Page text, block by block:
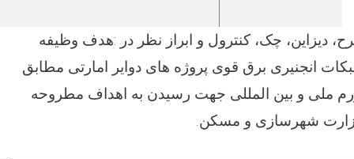
هدف وظیفه: دیزاین، چک، کنترول و ابراز نظر در
انجنیری برق قوی پروژه های دوایر امارتی مطابق
ملی و بین المللی جهت رسیدن به اهداف مطروحه
شهرسازی و مسکن.